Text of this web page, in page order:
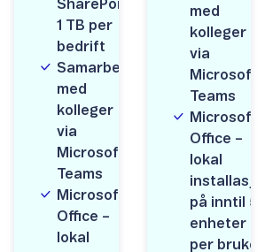
SharePoint,
1 TB per
bedrift
Samarbeid
med
kolleger
via
Microsoft
Teams
Microsoft
Office –
lokal
med
kolleger
via
Microsoft
Teams
Microsoft
Office –
lokal
på inntil 5
enheter
per bruker